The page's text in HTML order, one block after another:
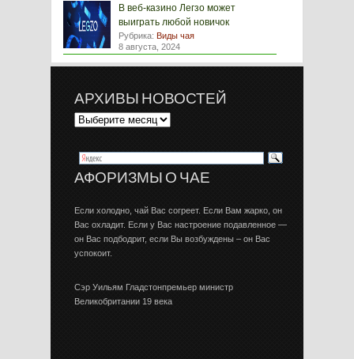
В веб-казино Легзо может
выиграть любой новичок
Рубрика: Виды чая
8 августа, 2024
АРХИВЫ НОВОСТЕЙ
АФОРИЗМЫ О ЧАЕ
Если холодно, чай Вас согреет. Если Вам жарко, он
Вас охладит. Если у Вас настроение подавленное —
он Вас подбодрит, если Вы возбуждены – он Вас
успокоит.
Сэр Уильям Гладстонпремьер министр
Великобритании 19 века